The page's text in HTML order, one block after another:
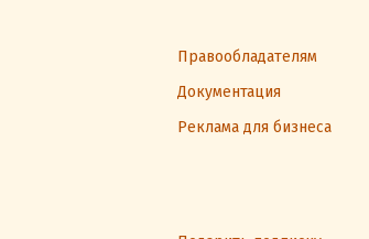
Правообладателям
Документация
Реклама для бизнеса